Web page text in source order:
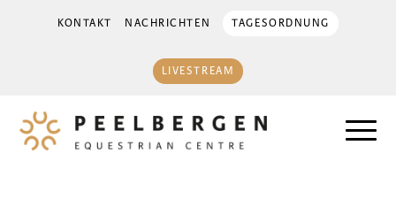
KONTAKT NACHRICHTEN TAGESORDNUNG
LIVESTREAM